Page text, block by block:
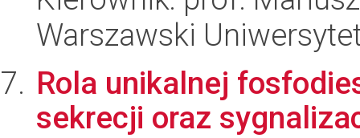
Warszawski
Rola unikalnej
sekrecji oraz